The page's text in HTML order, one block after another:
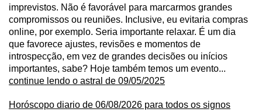
imprevistos. Não é favorável para marcarmos grandes
compromissos ou reuniões. Inclusive, eu evitaria compras
online, por exemplo. Seria importante relaxar. É um dia
que favorece ajustes, revisões e momentos de
introspecção, em vez de grandes decisões ou inícios
importantes, sabe? Hoje também temos um evento...
continue lendo o astral de 09/05/2025
Horóscopo diario de 06/08/2026 para todos os signos